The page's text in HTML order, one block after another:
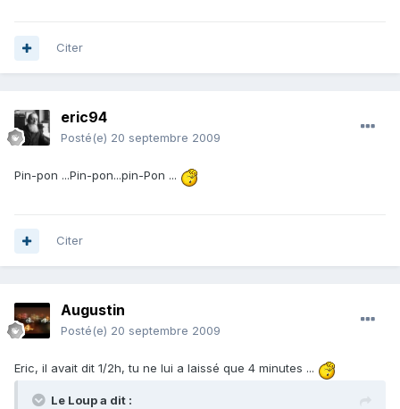
Citer
eric94
Posté(e) 20 septembre 2009
Pin-pon ...Pin-pon...pin-Pon ...
Citer
Augustin
Posté(e) 20 septembre 2009
Eric, il avait dit 1/2h, tu ne lui a laissé que 4 minutes ...
Le Loup a dit :